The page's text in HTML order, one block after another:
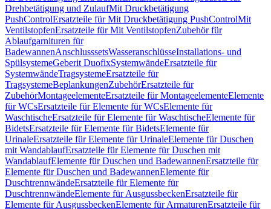
Drehbetätigung und ZulaufMit Druckbetätigung
PushControlErsatzteile für Mit Druckbetätigung PushControlMit
VentilstopfenErsatzteile für Mit VentilstopfenZubehör für
Ablaufgarnituren für
BadewannenAnschlusssetsWasseranschlüsseInstallations- und
SpülsystemeGeberit DuofixSystemwändeErsatzteile für
SystemwändeTragsystemeErsatzteile für
TragsystemeBeplankungenZubehörErsatzteile für
ZubehörMontageelementeErsatzteile für MontageelementeElemente
für WCsErsatzteile für Elemente für WCsElemente für
WaschtischeErsatzteile für Elemente für WaschtischeElemente für
BidetsErsatzteile für Elemente für BidetsElemente für
UrinaleErsatzteile für Elemente für UrinaleElemente für Duschen
mit WandablaufErsatzteile für Elemente für Duschen mit
WandablaufElemente für Duschen und BadewannenErsatzteile für
Elemente für Duschen und BadewannenElemente für
DuschtrennwändeErsatzteile für Elemente für
DuschtrennwändeElemente für AusgussbeckenErsatzteile für
Elemente für AusgussbeckenElemente für ArmaturenErsatzteile für